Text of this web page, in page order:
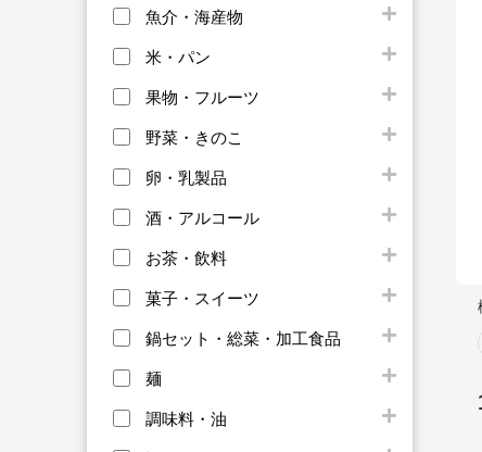
魚介・海産物
米・パン
果物・フルーツ
野菜・きのこ
卵・乳製品
酒・アルコール
お茶・飲料
菓子・スイーツ
鍋セット・総菜・加工食品
麺
調味料・油